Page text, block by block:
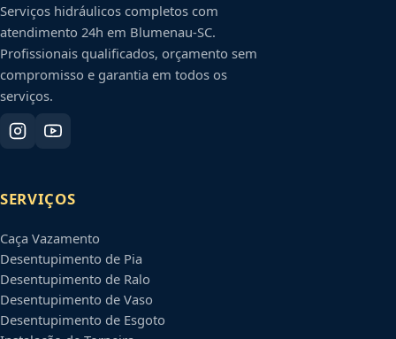
Serviços hidráulicos completos com
atendimento 24h em Blumenau-SC.
Profissionais qualificados, orçamento sem
compromisso e garantia em todos os
serviços.
SERVIÇOS
Caça Vazamento
Desentupimento de Pia
Desentupimento de Ralo
Desentupimento de Vaso
Desentupimento de Esgoto